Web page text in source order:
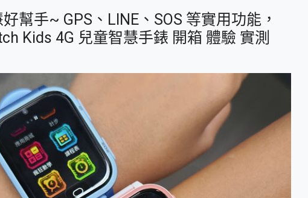
XBOX和掌機設計的 FireCuda X1070 SSD 固態硬碟開箱 評測
在這裡，100%全無線設計 SpotCam Solo Eco 太陽能防水雲端攝影機
久 MSI 微星 Prestige 14 AI+ D3MG-031TW 14吋 開箱評價，AI輕薄商
AI 街拍機~ realme 16 Pro 開箱評價~ 2 億畫素 LumaColor 影像、持久
S26 Ultra系列保護貼怎麼選？imos AR 低反光玻璃、藍寶石鏡頭
搞定大小事 Xiaomi Watch 5 開箱 評測
眼就愛上 LENOVO 聯想 Yoga Book 9 14吋 AI輕薄筆電 開箱 評測
擁有 moto pad 60 系列 與 Moto | Swarovski razr 60 冰藍限定版本 開
Partition Master 讓您輕鬆的移除與格式化有防寫保護的隨身碟或SD卡
影片、舊照的 AI 好幫手! VideoProc Converter AI 新版全解析 × 年末優
擇 投影機 RGB藍牙音響 氛圍情境燈 我通通都要！ Starfish 2 幻彩膠
給您絕佳操控體驗 GravaStar Mercury K1 系列 異星機械鍵盤與
幫手~ GPS、LINE、SOS 等實用功能，
Kids 4G 兒童智慧手錶 開箱 體驗 實測